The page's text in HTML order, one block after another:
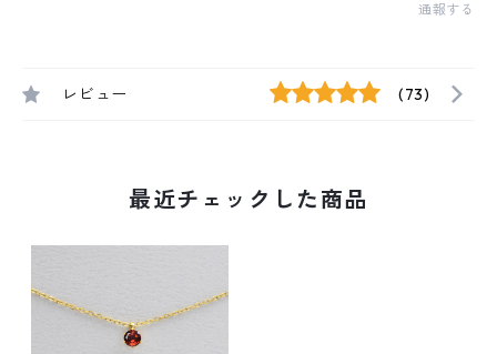
通報する
レビュー (73)
最近チェックした商品